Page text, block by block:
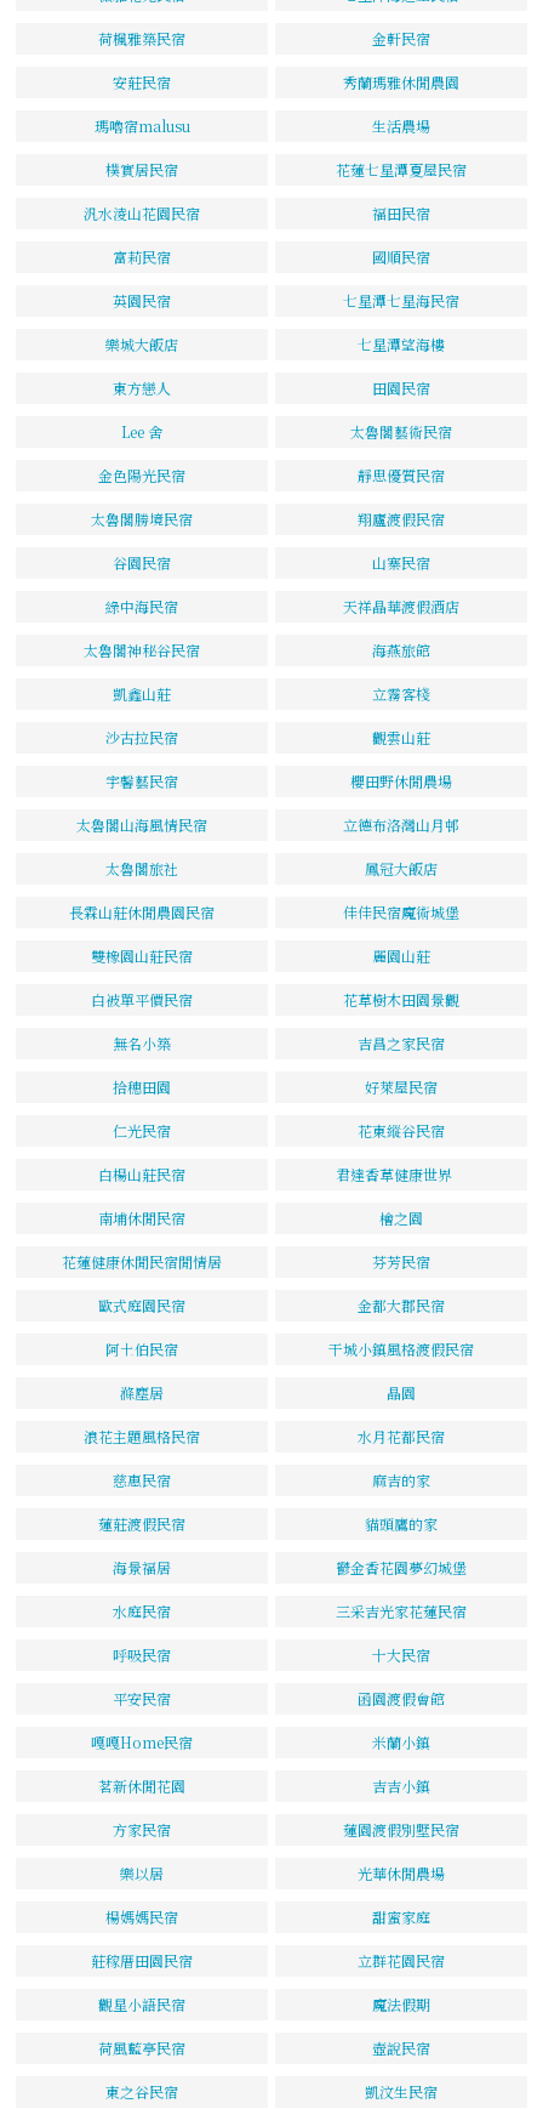
荷楓雅築民宿 金軒民宿
安莊民宿 秀蘭瑪雅休閒農園
瑪嚕宿malusu 生活農場
樸實居民宿 花蓮七星潭夏屋民宿
汎水淩山花園民宿 福田民宿
富莉民宿 國順民宿
英園民宿 七星潭七星海民宿
樂城大飯店 七星潭望海樓
東方戀人 田園民宿
Lee 舍 太魯閣藝術民宿
金色陽光民宿 靜思優質民宿
太魯閣勝境民宿 翔廬渡假民宿
谷園民宿 山寨民宿
綠中海民宿 天祥晶華渡假酒店
太魯閣神秘谷民宿 海燕旅館
凱鑫山莊 立霧客棧
沙古拉民宿 觀雲山莊
宇馨藝民宿 櫻田野休閒農場
太魯閣山海風情民宿 立德布洛灣山月邨
太魯閣旅社 鳳冠大飯店
長霖山莊休閒農園民宿 佳佳民宿魔術城堡
雙橡園山莊民宿 麗園山莊
白被單平價民宿 花草樹木田園景觀
無名小築 吉昌之家民宿
拾穗田園 好萊屋民宿
仁光民宿 花東縱谷民宿
白楊山莊民宿 君達香草健康世界
南埔休閒民宿 檜之園
花蓮健康休閒民宿閒情居 芬芳民宿
歐式庭園民宿 金都大郡民宿
阿土伯民宿 干城小鎮風格渡假民宿
滌塵居 晶園
浪花主題風格民宿 水月花都民宿
慈惠民宿 麻吉的家
蓮莊渡假民宿 貓頭鷹的家
海景福居 鬱金香花園夢幻城堡
水庭民宿 三采吉光家花蓮民宿
呼吸民宿 十大民宿
平安民宿 函園渡假會館
嘎嘎Home民宿 米蘭小鎮
茗新休閒花園 吉吉小鎮
方家民宿 蓮園渡假別墅民宿
樂以居 光華休閒農場
楊媽媽民宿 甜蜜家庭
莊稼厝田園民宿 立群花園民宿
觀星小語民宿 魔法假期
荷風藍亭民宿 壺說民宿
東之谷民宿 凱汶生民宿